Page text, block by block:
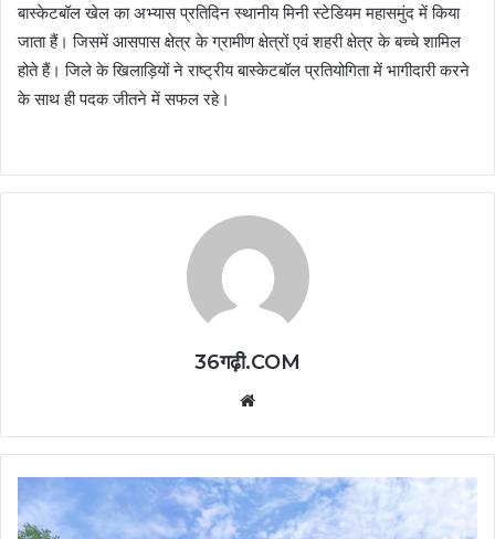
बास्केटबॉल खेल का अभ्यास प्रतिदिन स्थानीय मिनी स्टेडियम महासमुंद में किया
जाता हैं। जिसमें आसपास क्षेत्र के ग्रामीण क्षेत्रों एवं शहरी क्षेत्र के बच्चे शामिल
होते हैं। जिले के खिलाड़ियों ने राष्ट्रीय बास्केटबॉल प्रतियोगिता में भागीदारी करने
के साथ ही पदक जीतने में सफल रहे।
36गढ़ी.COM